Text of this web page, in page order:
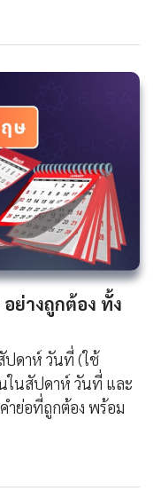
ย่างถูกต้อง ทั้ง
ปดาห์ วันที่ (ใช้
ในสัปดาห์ วันที่ และ
ำย่อที่ถูกต้อง พร้อม